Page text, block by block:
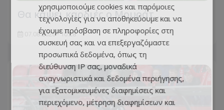
Θα κάψει καρδιές ο Μουράτ…
07.08.2026 - 10:28
χρησιμοποιούμε cookies και παρόμοιες
τεχνολογίες για να αποθηκεύουμε και να
έχουμε πρόσβαση σε πληροφορίες στη
συσκευή σας και να επεξεργαζόμαστε
προσωπικά δεδομένα, όπως τη
διεύθυνση IP σας, μοναδικά
αναγνωριστικά και δεδομένα περιήγησης,
για εξατομικευμένες διαφημίσεις και
περιεχόμενο, μέτρηση διαφημίσεων και